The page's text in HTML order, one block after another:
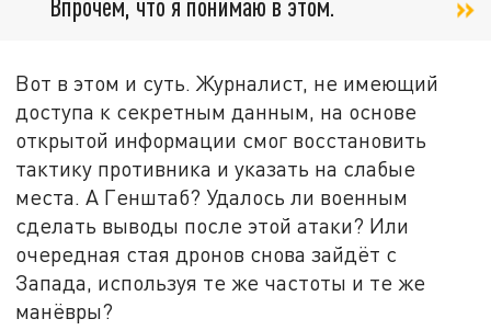
Вот в этом и суть. Журналист, не имеющий
доступа к секретным данным, на основе
открытой информации смог восстановить
тактику противника и указать на слабые
места. А Генштаб? Удалось ли военным
сделать выводы после этой атаки? Или
очередная стая дронов снова зайдёт с
Запада, используя те же частоты и те же
манёвры?